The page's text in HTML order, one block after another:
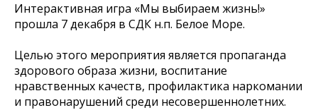
Интерактивная игра «Мы выбираем жизнь!»
прошла 7 декабря в СДК н.п. Белое Море.
Целью этого мероприятия является пропаганда
здорового образа жизни, воспитание
нравственных качеств, профилактика наркомании
и правонарушений среди несовершеннолетних.